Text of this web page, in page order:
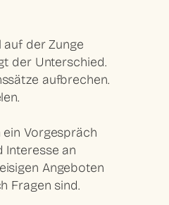
auf der Zunge
der Unterschied.
aufbrechen.
Vorgespräch
Interesse an
Angeboten
Fragen sind.